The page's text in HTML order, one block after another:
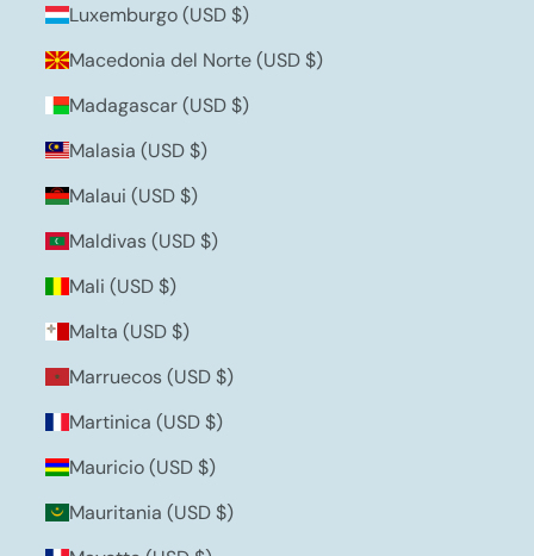
Luxemburgo (USD $)
Macedonia del Norte (USD $)
Madagascar (USD $)
Malasia (USD $)
Malaui (USD $)
Maldivas (USD $)
Mali (USD $)
Malta (USD $)
Marruecos (USD $)
Martinica (USD $)
Mauricio (USD $)
Mauritania (USD $)